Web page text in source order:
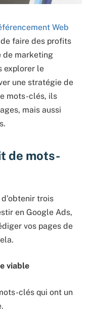
Web
de faire des profits
de marketing
explorer le
une stratégie de
mots-clés, ils
mais aussi
de mots-
trois
en Google Ads,
vos pages de
viable
clés qui ont un